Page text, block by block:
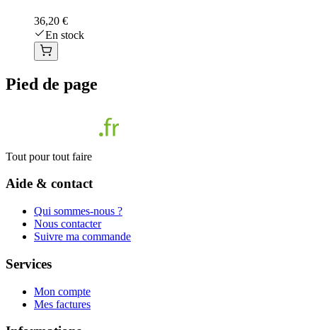
36,20 €
En stock
Pied de page
Tout pour tout faire
Aide & contact
Qui sommes-nous ?
Nous contacter
Suivre ma commande
Services
Mon compte
Mes factures